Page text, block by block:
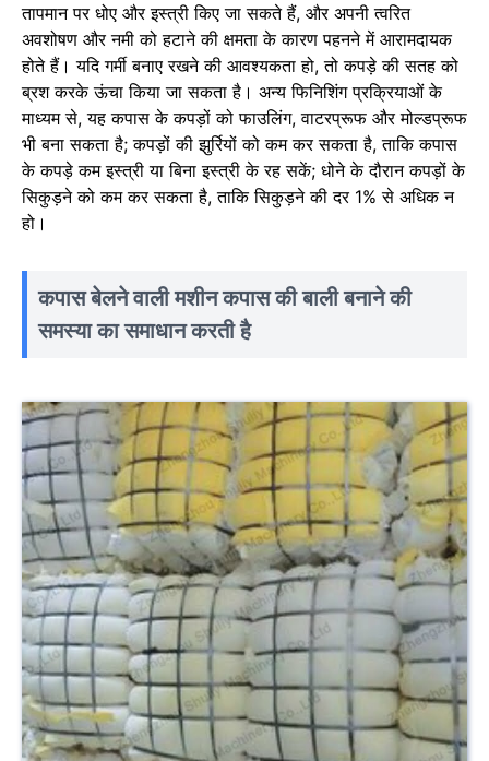
तापमान पर धोए और इस्त्री किए जा सकते हैं, और अपनी त्वरित
अवशोषण और नमी को हटाने की क्षमता के कारण पहनने में आरामदायक
होते हैं। यदि गर्मी बनाए रखने की आवश्यकता हो, तो कपड़े की सतह को
ब्रश करके ऊंचा किया जा सकता है। अन्य फिनिशिंग प्रक्रियाओं के
माध्यम से, यह कपास के कपड़ों को फाउलिंग, वाटरप्रूफ और मोल्डप्रूफ
भी बना सकता है; कपड़ों की झुर्रियों को कम कर सकता है, ताकि कपास
के कपड़े कम इस्त्री या बिना इस्त्री के रह सकें; धोने के दौरान कपड़ों के
सिकुड़ने को कम कर सकता है, ताकि सिकुड़ने की दर 1% से अधिक न
हो।
कपास बेलने वाली मशीन कपास की बाली बनाने की
समस्या का समाधान करती है